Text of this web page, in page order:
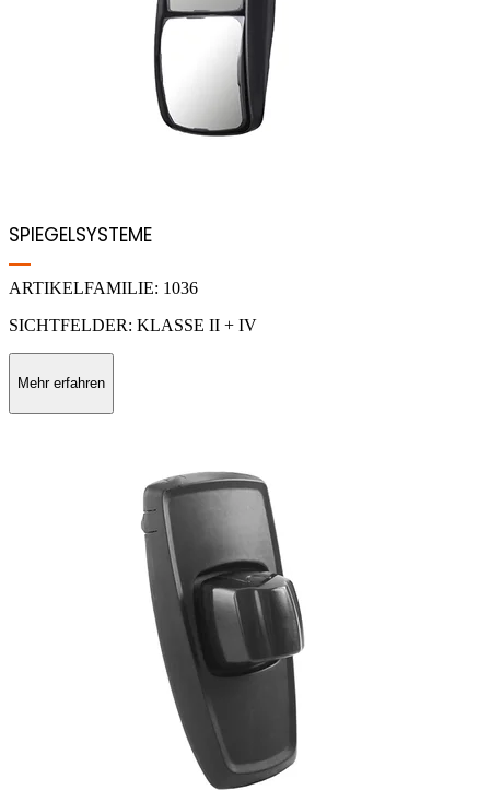
SPIEGELSYSTEME
ARTIKELFAMILIE: 1036
SICHTFELDER: KLASSE II + IV
Mehr erfahren